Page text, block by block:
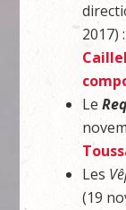
2017) :
Le
Les
(19